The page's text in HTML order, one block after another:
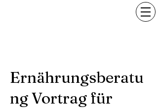
Ernährungsberatu
ng Vortrag für